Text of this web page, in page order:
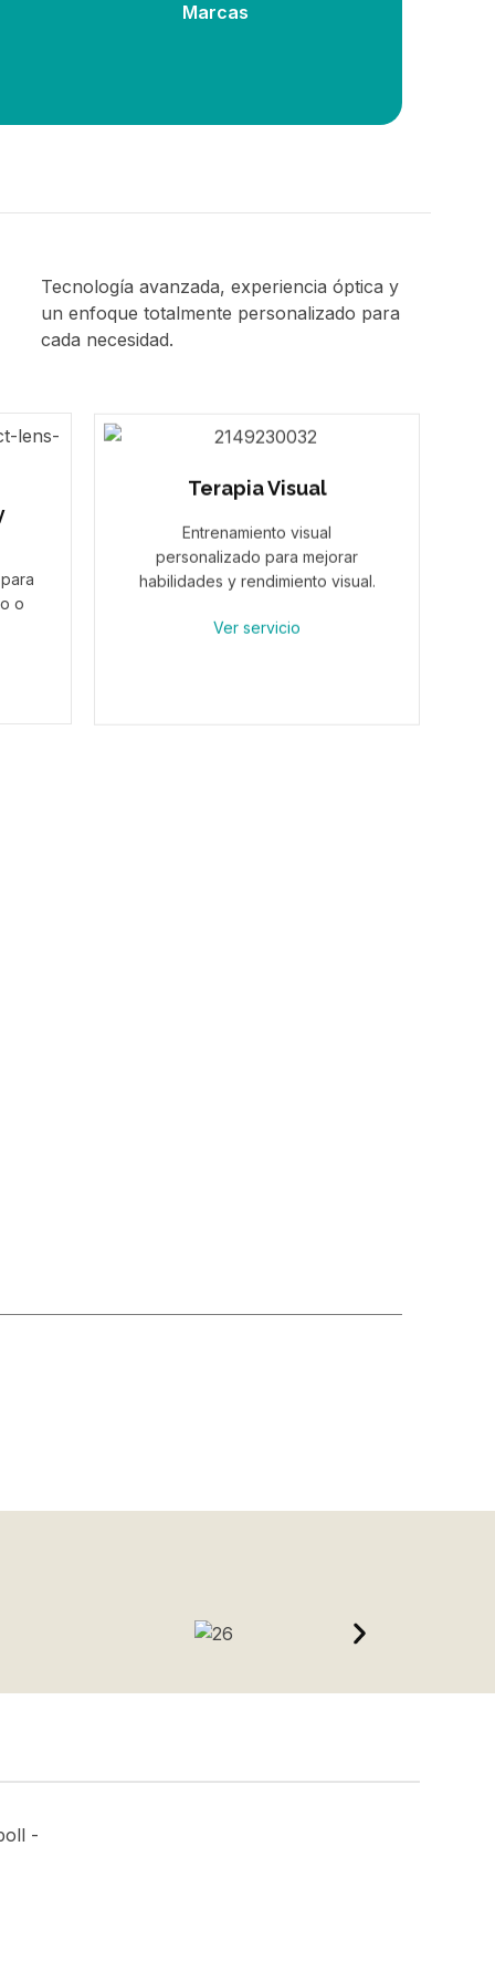
Marcas
Tecnología avanzada, experiencia óptica y
un enfoque totalmente personalizado para
cada necesidad.
o
Terapia Visual
Entrenamiento visual
personalizado para mejorar
habilidades y rendimiento visual.
Ver servicio